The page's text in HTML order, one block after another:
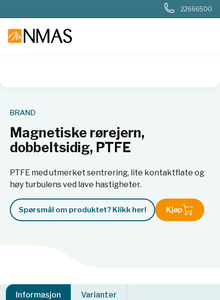
22666500
BRAND
Magnetiske rørejern,
dobbeltsidig, PTFE
PTFE med utmerket sentrering, lite kontaktflate og
høy turbulens ved lave hastigheter.
Spørsmål om produktet? Klikk her! Kjøp
Informasjon Varianter